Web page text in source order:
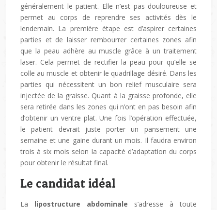
généralement le patient. Elle n’est pas douloureuse et
permet au corps de reprendre ses activités dès le
lendemain. La première étape est d’aspirer certaines
parties et de laisser rembourrer certaines zones afin
que la peau adhère au muscle grâce à un traitement
laser. Cela permet de rectifier la peau pour qu’elle se
colle au muscle et obtenir le quadrillage désiré. Dans les
parties qui nécessitent un bon relief musculaire sera
injectée de la graisse. Quant à la graisse profonde, elle
sera retirée dans les zones qui n’ont en pas besoin afin
d’obtenir un ventre plat. Une fois l’opération effectuée,
le patient devrait juste porter un pansement une
semaine et une gaine durant un mois. Il faudra environ
trois à six mois selon la capacité d’adaptation du corps
pour obtenir le résultat final.
Le candidat idéal
La lipostructure abdominale s’adresse à toute